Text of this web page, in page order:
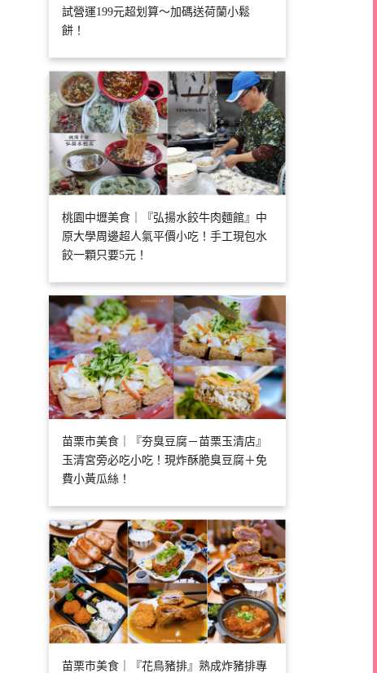
試營運199元超划算～加碼送荷蘭小鬆
餅！
桃園中壢美食｜『弘揚水餃牛肉麵館』中
原大學周邊超人氣平價小吃！手工現包水
餃一顆只要5元！
苗栗市美食｜『夯臭豆腐－苗栗玉清店』
玉清宮旁必吃小吃！現炸酥脆臭豆腐＋免
費小黃瓜絲！
苗栗市美食｜『花鳥豬排』熟成炸豬排專